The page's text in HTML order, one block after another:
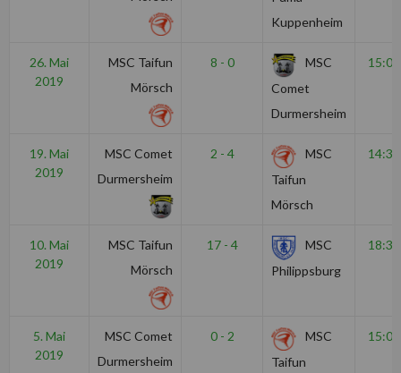
Kuppenheim
26. Mai
2019
MSC Taifun
Mörsch
8 - 0
MSC
Comet
Durmersheim
15:00
19. Mai
2019
MSC Comet
Durmersheim
2 - 4
MSC
Taifun
Mörsch
14:30
10. Mai
2019
MSC Taifun
Mörsch
17 - 4
MSC
Philippsburg
18:30
5. Mai
2019
MSC Comet
Durmersheim
0 - 2
MSC
Taifun
15:00